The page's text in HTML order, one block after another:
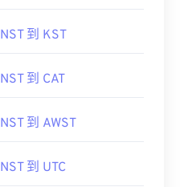
NST 到 KST
NST 到 CAT
NST 到 AWST
NST 到 UTC